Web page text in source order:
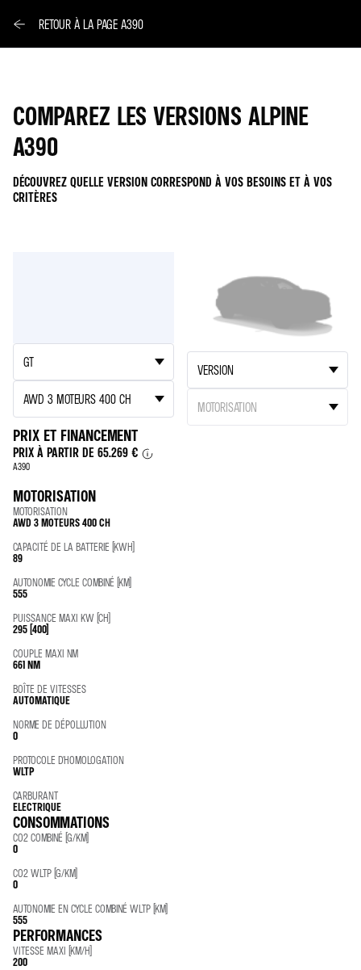
RETOUR À LA PAGE A390
COMPAREZ LES VERSIONS ALPINE
A390
DÉCOUVREZ QUELLE VERSION CORRESPOND À VOS BESOINS ET À VOS
CRITÈRES
PRIX ET FINANCEMENT
PRIX À PARTIR DE 65.269 €
A390
MOTORISATION
MOTORISATION
AWD 3 MOTEURS 400 CH
CAPACITÉ DE LA BATTERIE (KWH)
89
AUTONOMIE CYCLE COMBINÉ (KM)
555
PUISSANCE MAXI KW (CH)
295 (400)
COUPLE MAXI NM
661 NM
BOÎTE DE VITESSES
AUTOMATIQUE
NORME DE DÉPOLLUTION
0
PROTOCOLE D'HOMOLOGATION
WLTP
CARBURANT
ELECTRIQUE
CONSOMMATIONS
CO2 COMBINÉ (G/KM)
0
CO2 WLTP (G/KM)
0
AUTONOMIE EN CYCLE COMBINÉ WLTP (KM)
555
PERFORMANCES
VITESSE MAXI (KM/H)
200